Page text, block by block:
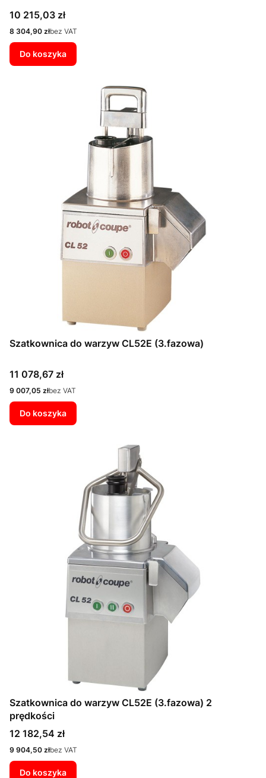
Cena
10 215,03 zł
Cena
8 304,90 złbez VAT
Do koszyka
Szatkownica do warzyw CL52E (3.fazowa)
Cena
11 078,67 zł
Cena
9 007,05 złbez VAT
Do koszyka
Szatkownica do warzyw CL52E (3.fazowa) 2
prędkości
Cena
12 182,54 zł
Cena
9 904,50 złbez VAT
Do koszyka